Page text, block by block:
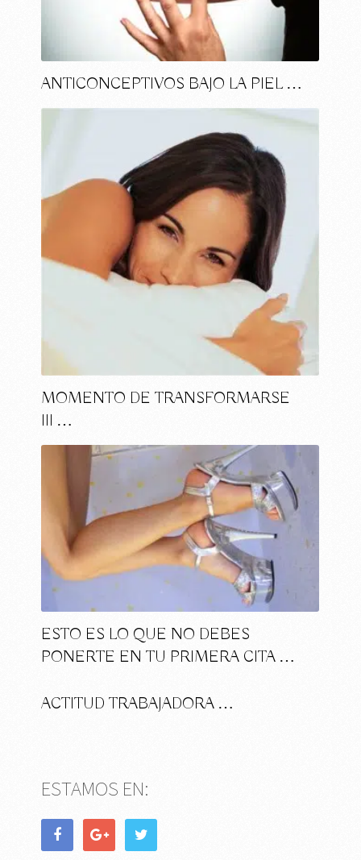
ANTICONCEPTIVOS BAJO LA PIEL …
MOMENTO DE TRANSFORMARSE
III …
ESTO ES LO QUE NO DEBES
PONERTE EN TU PRIMERA CITA …
ACTITUD TRABAJADORA …
ESTAMOS EN: